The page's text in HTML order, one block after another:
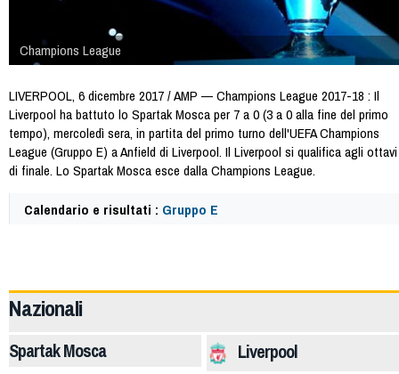
Champions League
LIVERPOOL, 6 dicembre 2017 / AMP — Champions League 2017-18 : Il
Liverpool ha battuto lo Spartak Mosca per 7 a 0 (3 a 0 alla fine del primo
tempo), mercoledì sera, in partita del primo turno dell'UEFA Champions
League (Gruppo E) a Anfield di Liverpool. Il Liverpool si qualifica agli ottavi
di finale. Lo Spartak Mosca esce dalla Champions League.
Calendario e risultati : Gruppo E
Nazionali
Liverpool
Spartak Mosca